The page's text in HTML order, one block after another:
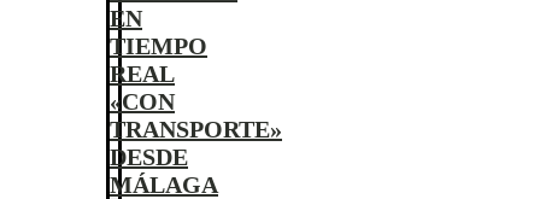
EN
TIEMPO
REAL
«CON
TRANSPORTE»
DESDE
MÁLAGA